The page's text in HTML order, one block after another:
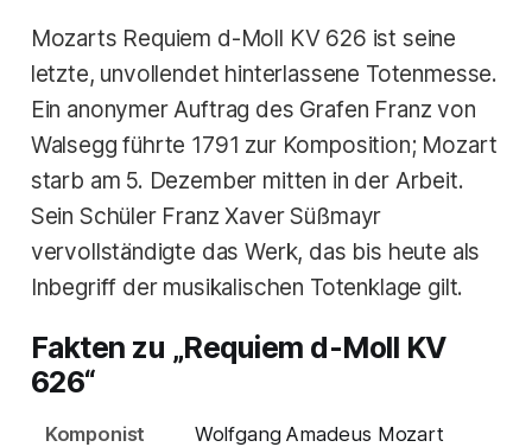
Mozarts Requiem d-Moll KV 626 ist seine
letzte, unvollendet hinterlassene Totenmesse.
Ein anonymer Auftrag des Grafen Franz von
Walsegg führte 1791 zur Komposition; Mozart
starb am 5. Dezember mitten in der Arbeit.
Sein Schüler Franz Xaver Süßmayr
vervollständigte das Werk, das bis heute als
Inbegriff der musikalischen Totenklage gilt.
Fakten zu „Requiem d-Moll KV
626“
Komponist
Wolfgang Amadeus Mozart